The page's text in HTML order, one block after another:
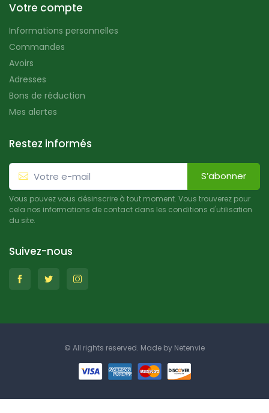
Votre compte
Informations personnelles
Commandes
Avoirs
Adresses
Bons de réduction
Mes alertes
Restez informés
S’abonner
Vous pouvez vous désinscrire à tout moment. Vous trouverez pour
cela nos informations de contact dans les conditions d'utilisation
du site.
Suivez-nous
© All rights reserved. Made by Netenvie